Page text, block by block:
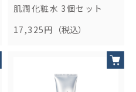
肌潤化粧水 3個セット
17,325円 （税込）